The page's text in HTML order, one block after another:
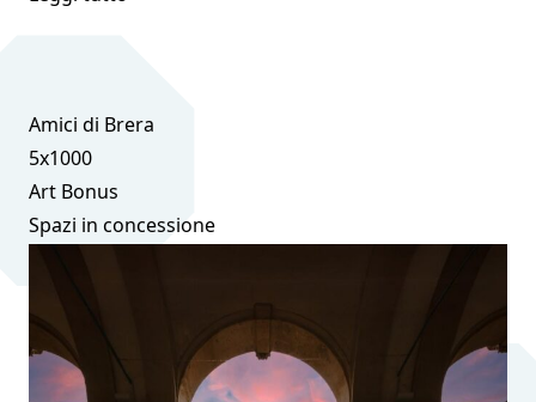
Amici di Brera
5x1000
Art Bonus
Spazi in concessione